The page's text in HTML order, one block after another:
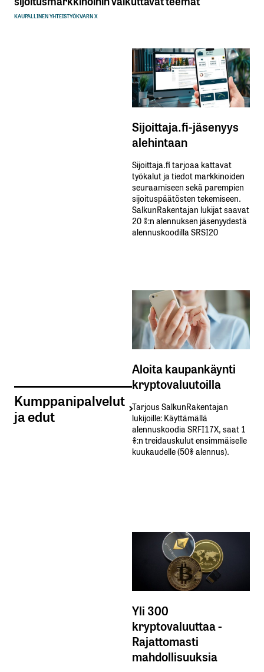
KAUPALLINEN YHTEISTYÖKVARN X
Kumppanipalvelut
ja edut
Sijoittaja.fi-jäsenyys
alehintaan
Sijoittaja.fi tarjoaa kattavat
työkalut ja tiedot markkinoiden
seuraamiseen sekä parempien
sijoituspäätösten tekemiseen.
SalkunRakentajan lukijat saavat
20 %:n alennuksen jäsenyydestä
alennuskoodilla SRSI20
Aloita kaupankäynti
kryptovaluutoilla
Tarjous SalkunRakentajan
lukijoille: Käyttämällä​ ​
alennuskoodia​ ​SRFI17X,​ ​saat​ ​1
%:n treidauskulut​ ​ensimmäiselle​ ​
kuukaudelle​ ​(50%​ ​alennus).
Yli 300
kryptovaluuttaa -
Rajattomasti
mahdollisuuksia